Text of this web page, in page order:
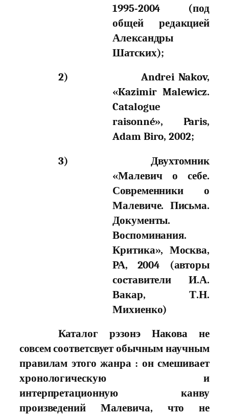
1995-2004 (под
общей редакцией
Алeксандры
Шатских);
2)
Andrei Nakov,
«Kazimir Malewicz.
Catalogue
raisonné», Paris,
Adam Biro, 2002;
3)
Двухтомник
«Малевич о себе.
Современники о
Малевиче. Письма.
Документы.
Воспоминания.
Критика», Москва,
РА, 2004 (авторы
соcтавители И.А.
Вакар, Т.Н.
Михиенко)
Каталог рэзонэ Накова не
совсем соответсвует обычным научным
правилам этого жанра : он смешивает
хронологическую и
интерпретационную канву
произведений Малевича, что не